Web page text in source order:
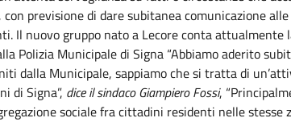
con previsione di dare subitanea comunicazione
Il nuovo gruppo nato a Lecore conta
Polizia Municipale di Signa “Abbiamo aderito
dalla Municipale, sappiamo che si tratta di
di Signa”, dice il sindaco Giampiero Fossi,
sociale fra cittadini residenti nelle stesse